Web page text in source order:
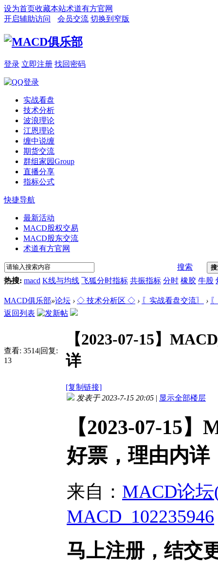
设为首页收藏本站术道有方官网
开启辅助访问
会员交流 切换到窄版
登录 立即注册 找回密码
实战看盘
技术分析
波浪理论
江恩理论
缠中说缠
期货交流
群组家园Group
直播分享
指标公式
快捷导航
最新活动
MACD股权交易
MACD股东交流
术道有方官网
搜索
热搜: macd K线与均线 飞狐分时指标 共振指标 分时 橡胶 牛股
MACD俱乐部»论坛 › ◇ 技术分析区 ◇ › 〖实战看盘交流〗 ›
返回列表
查看: 3514|回复:
13
【2023-07-15】
详
[复制链接]
发表于 2023-7-15 20:05 | 显示全部楼层
【2023-07-15
好票，理由内详
来自： MACD论坛
MACD_102235946
马上注册，结交